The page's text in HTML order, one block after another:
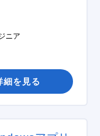
ニア
細を見る